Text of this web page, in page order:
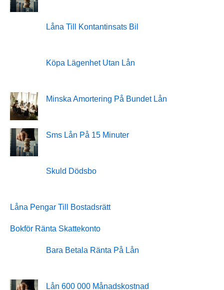
Låna Till Kontantinsats Bil
Köpa Lägenhet Utan Lån
Minska Amortering På Bundet Lån
Sms Lån På 15 Minuter
Skuld Dödsbo
Låna Pengar Till Bostadsrätt
Bokför Ränta Skattekonto
Bara Betala Ränta På Lån
Lån 600 000 Månadskostnad